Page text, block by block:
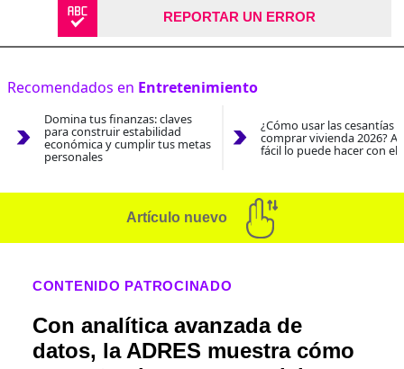
REPORTAR UN ERROR
Recomendados en Entretenimiento
Domina tus finanzas: claves
para construir estabilidad
económica y cumplir tus metas
personales
¿Cómo usar las cesantías
comprar vivienda 2026?
fácil lo puede hacer con el
Artículo nuevo
CONTENIDO PATROCINADO
Con analítica avanzada de
datos, la ADRES muestra cómo